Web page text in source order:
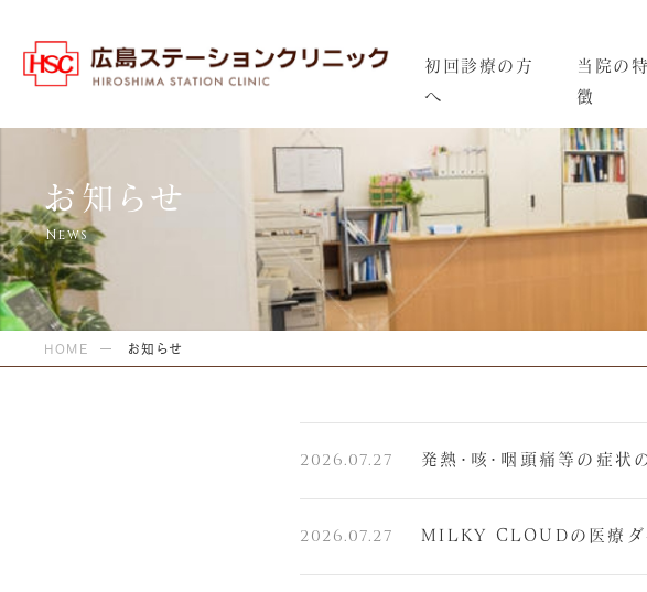
初回診療の方
へ
当院の特
徴
お知らせ
HOME お知らせ
2026.07.27 発熱・咳・咽頭痛等の症状
2026.07.27 MILKY CLOUDの医療ダ